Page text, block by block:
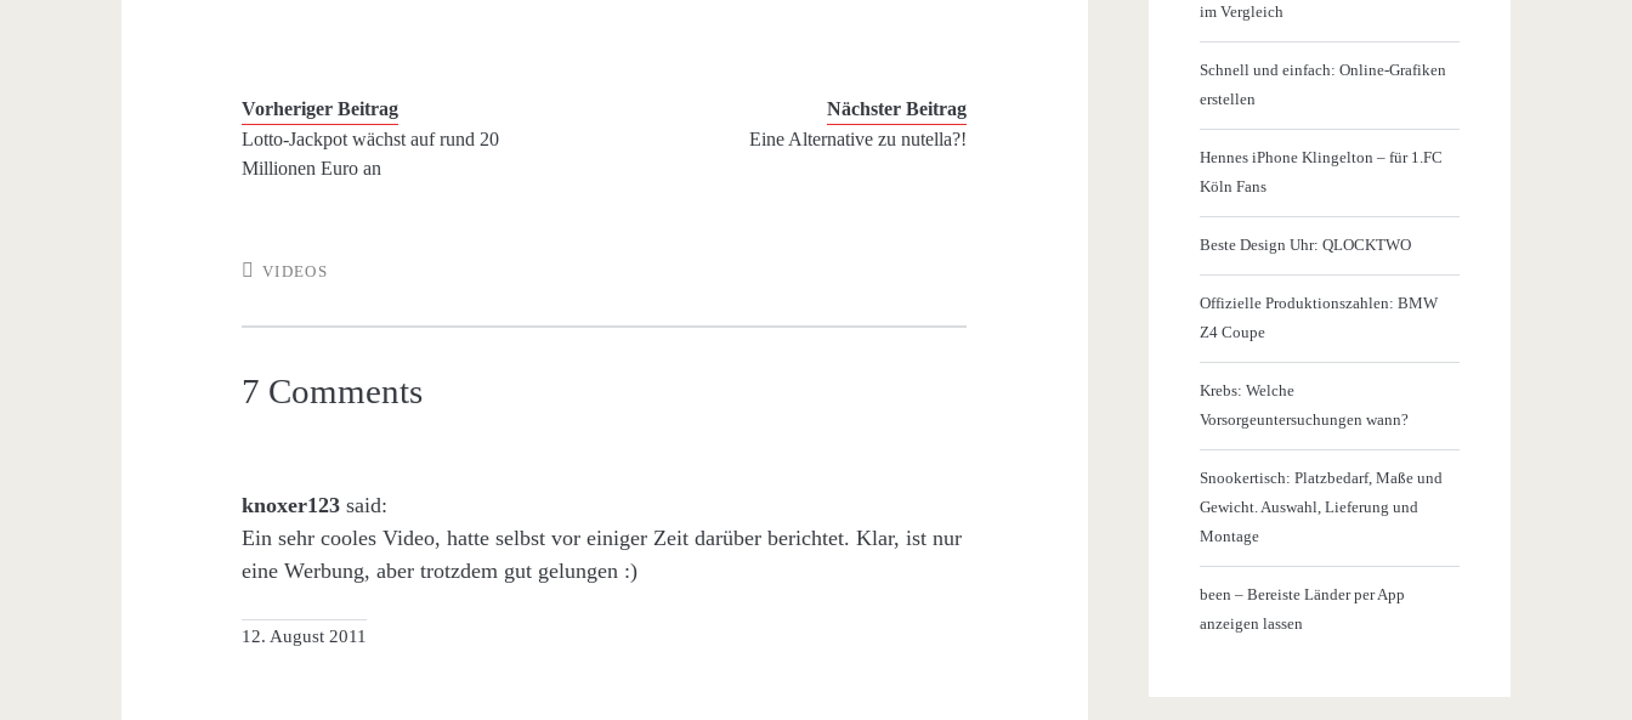
Vorheriger Beitrag
Lotto-Jackpot wächst auf rund 20
Millionen Euro an
Nächster Beitrag
Eine Alternative zu nutella?!
VIDEOS
7 Comments
knoxer123 said:
Ein sehr cooles Video, hatte selbst vor einiger Zeit darüber berichtet. Klar, ist nur
eine Werbung, aber trotzdem gut gelungen :)
12. August 2011
im Vergleich
Schnell und einfach: Online-Grafiken
erstellen
Hennes iPhone Klingelton – für 1.FC
Köln Fans
Beste Design Uhr: QLOCKTWO
Offizielle Produktionszahlen: BMW
Z4 Coupe
Krebs: Welche
Vorsorgeuntersuchungen wann?
Snookertisch: Platzbedarf, Maße und
Gewicht. Auswahl, Lieferung und
Montage
been – Bereiste Länder per App
anzeigen lassen